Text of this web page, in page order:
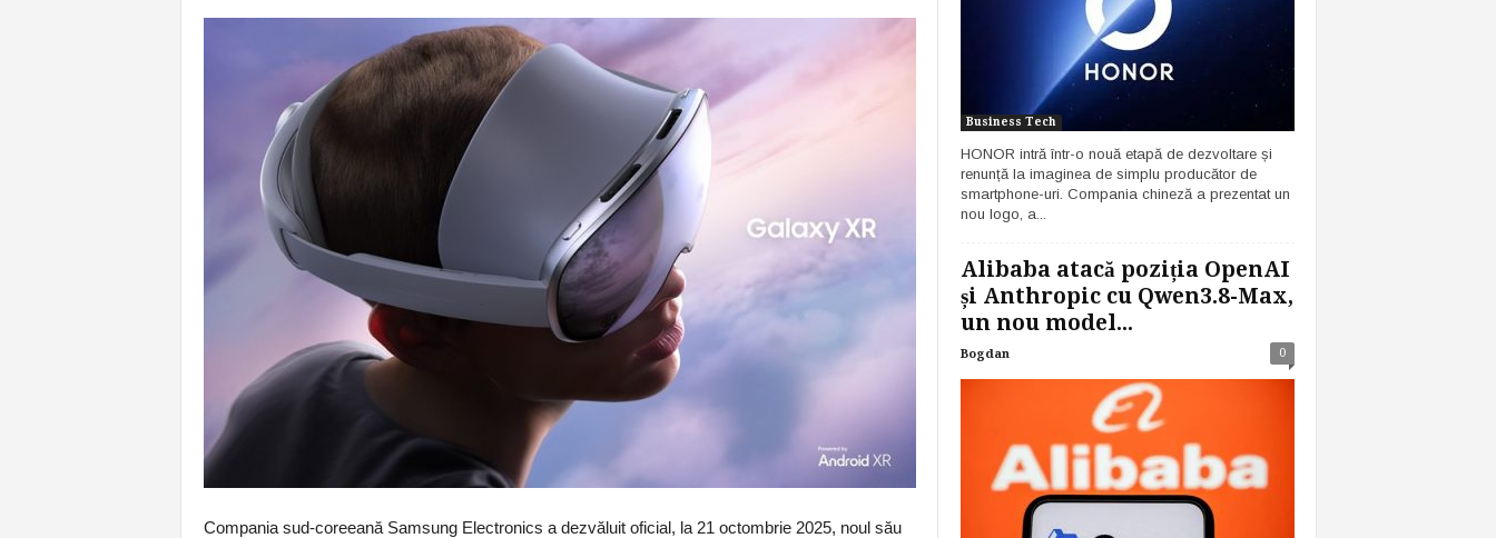
Compania sud-coreeană Samsung Electronics a dezvăluit oficial, la 21 octombrie 2025, noul său
Business Tech
HONOR intră într-o nouă etapă de dezvoltare și
renunță la imaginea de simplu producător de
smartphone-uri. Compania chineză a prezentat un
nou logo, a...
Alibaba atacă poziția OpenAI
și Anthropic cu Qwen3.8-Max,
un nou model...
Bogdan 0